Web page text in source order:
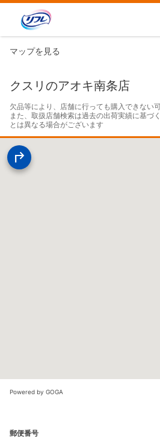
マップを見る
クスリのアオキ南条店
欠品等により、店舗に行っても購入できない
また、取扱店舗検索は過去の出荷実績に基づ
とは異なる場合がございます
Powered by GOGA
郵便番号